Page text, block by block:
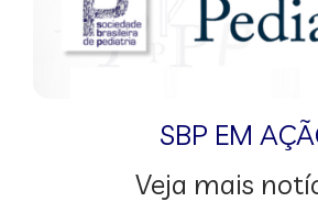
SBP EM
Veja mais